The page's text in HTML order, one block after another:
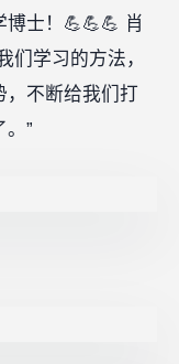
士！💪💪💪 肖
们学习的方法，
，不断给我们打
”